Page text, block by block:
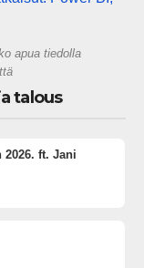
apua tiedolla
talous
2026. ft. Jani